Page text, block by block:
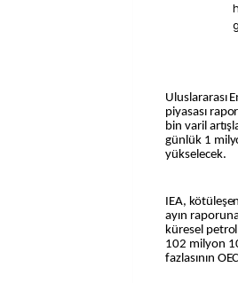
Uluslararası
piyasası
bin varil
günlük 1
yükselecek.
IEA,
ayın
küresel
102 milyon
fazlasının